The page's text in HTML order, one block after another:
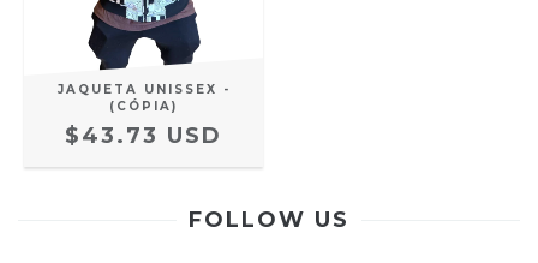
JAQUETA UNISSEX -
(CÓPIA)
$43.73 USD
FOLLOW US